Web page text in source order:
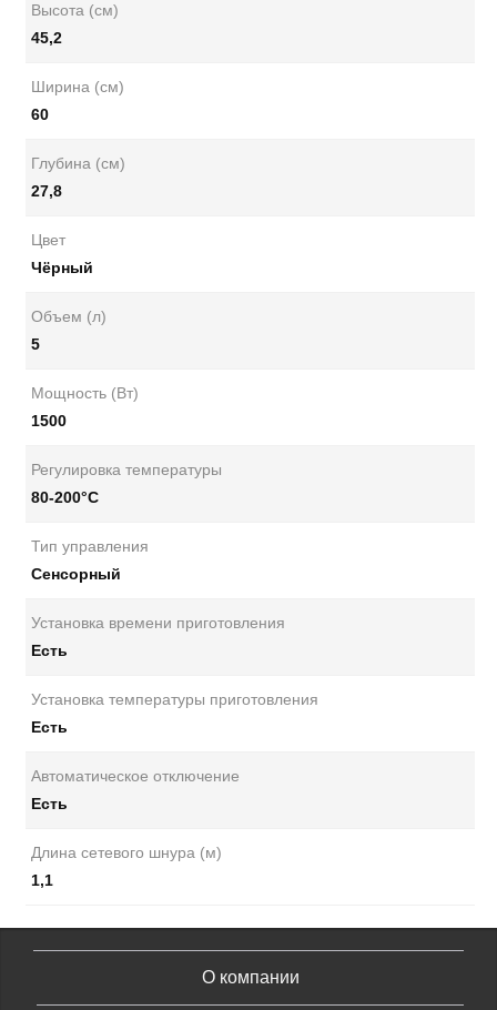
Высота (см)
45,2
Ширина (см)
60
Глубина (см)
27,8
Цвет
Чёрный
Объем (л)
5
Мощность (Вт)
1500
Регулировка температуры
80-200°С
Тип управления
Сенсорный
Установка времени приготовления
Есть
Установка температуры приготовления
Есть
Автоматическое отключение
Есть
Длина сетевого шнура (м)
1,1
О компании